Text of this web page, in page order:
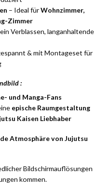
– Ideal fürWohnzimmer,
Zimmer
Verblassen, langanhaltende
& mit Montageset für
:
und Manga-Fans
epische Raumgestaltung
Kaisen Liebhaber
Atmosphäre von Jujutsu
Bildschirmauflösungen
kommen.